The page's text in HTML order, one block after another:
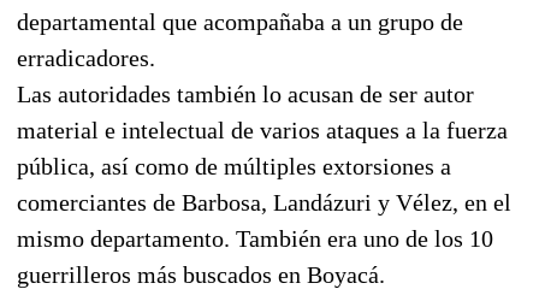
departamental que acompañaba a un grupo de
erradicadores.
Las autoridades también lo acusan de ser autor
material e intelectual de varios ataques a la fuerza
pública, así como de múltiples extorsiones a
comerciantes de Barbosa, Landázuri y Vélez, en el
mismo departamento. También era uno de los 10
guerrilleros más buscados en Boyacá.